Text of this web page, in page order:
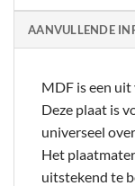
AANVULLENDE
MDF is een
Deze plaat is
universeel
Het
uitstekend te